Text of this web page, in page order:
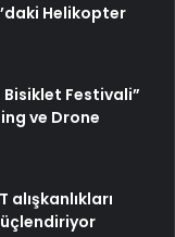
Helikopter
Bisiklet Festivali”
ve Drone
alışkanlıkları